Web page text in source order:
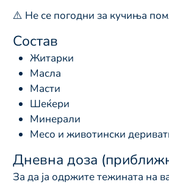
⚠️ Не се погодни за кучиња
Состав
Житарки
Масла
Масти
Шеќери
Минерали
Месо и животински
Дневна доза
За да ја одржите тежината на